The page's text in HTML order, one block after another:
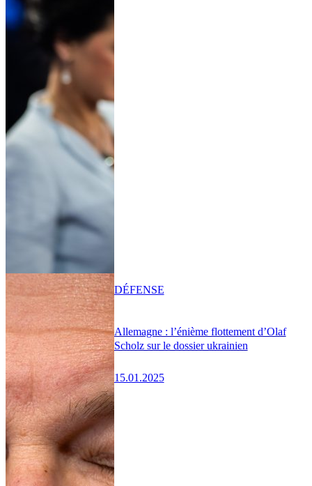
Allemagne : l’énième flottement d’Olaf
Scholz sur le dossier ukrainien
15.01.2025
DÉFENSE